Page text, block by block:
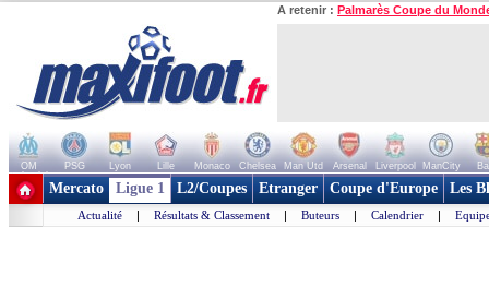
A retenir : Palmarès Coupe du
OM PSG Lyon Lille Monaco Chelsea Man Utd Arsenal Liverpool ManCity
+ de clubs
Mercato Ligue 1 L2/Coupes Etranger Coupe d'Europe Les
Actualité | Résultats & Classement | Buteurs | Calendrier |